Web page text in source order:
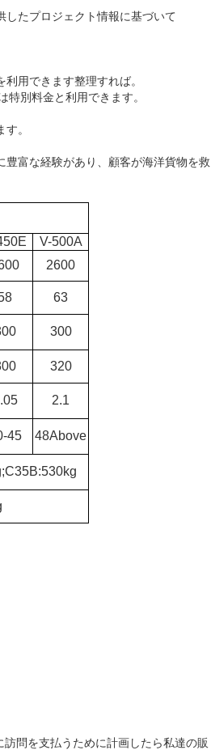
たプロジェクト情報に基づいて
用できます整理すれば。
別料金と利用できます。
。
富な経験があり、顧客が海洋貨物を救
V-500A
2600
63
300
320
2.1
45
48Above
問を支払うために計画したら私達の販